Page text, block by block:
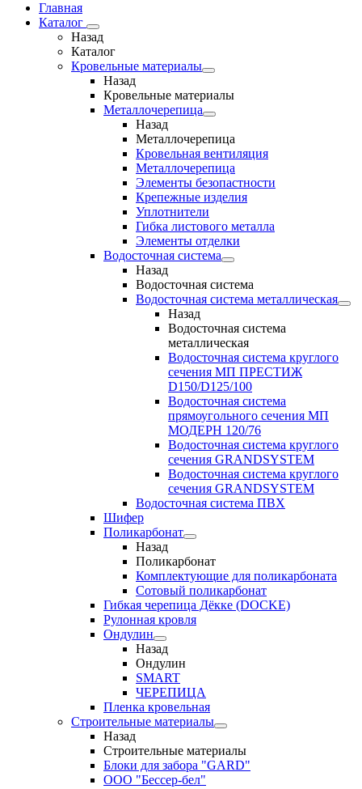
Главная
Каталог
Назад
Каталог
Кровельные материалы
Назад
Кровельные материалы
Металлочерепица
Назад
Металлочерепица
Кровельная вентиляция
Металлочерепица
Элементы безопастности
Крепежные изделия
Уплотнители
Гибка листового металла
Элементы отделки
Водосточная система
Назад
Водосточная система
Водосточная система металлическая
Назад
Водосточная система
металлическая
Водосточная система круглого
сечения МП ПРЕСТИЖ
D150/D125/100
Водосточная система
прямоугольного сечения МП
МОДЕРН 120/76
Водосточная система круглого
сечения GRANDSYSTEM
Водосточная система круглого
сечения GRANDSYSTEM
Водосточная система ПВХ
Шифер
Поликарбонат
Назад
Поликарбонат
Комплектующие для поликарбоната
Сотовый поликарбонат
Гибкая черепица Дёкке (DOCKE)
Рулонная кровля
Ондулин
Назад
Ондулин
SMART
ЧЕРЕПИЦА
Пленка кровельная
Строительные материалы
Назад
Строительные материалы
Блоки для забора "GARD"
ООО "Бессер-бел"